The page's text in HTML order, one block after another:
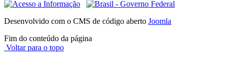
Desenvolvido com o CMS de código aberto Joomla
Fim do conteúdo da página
Voltar para o topo